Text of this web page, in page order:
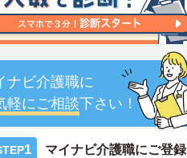
ナビ介護職に
軽にご相談下さい！
1 マイナビ介護職にご登録